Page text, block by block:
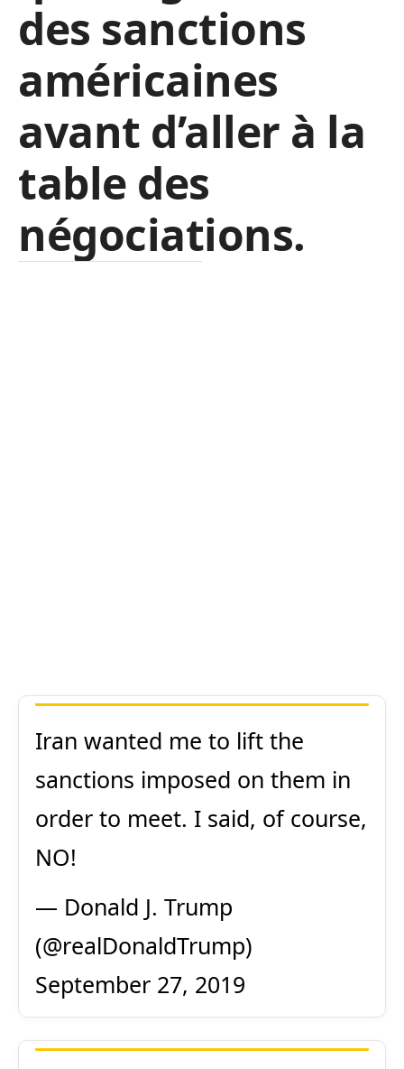
des sanctions
américaines
avant d’aller à la
table des
négociations.
Iran wanted me to lift the
sanctions imposed on them in
order to meet. I said, of course,
NO!
— Donald J. Trump
(@realDonaldTrump)
September 27, 2019